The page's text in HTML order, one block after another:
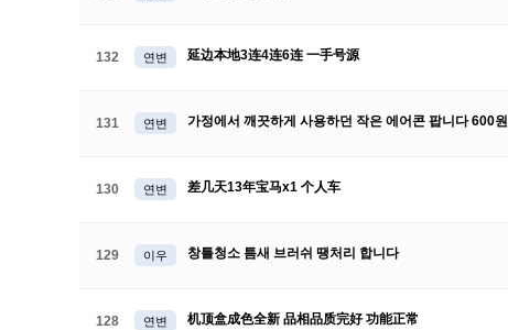
132 연변 延边本地3连4连6连 一手号源
131 연변 가정에서 깨끗하게 사용하던 작은 에어콘 팝니다 600원
130 연변 差几天13年宝马x1 个人车
129 이우 창틀청소 틈새 브러쉬 땡처리 합니다
128 연변 机顶盒成色全新 品相品质完好 功能正常